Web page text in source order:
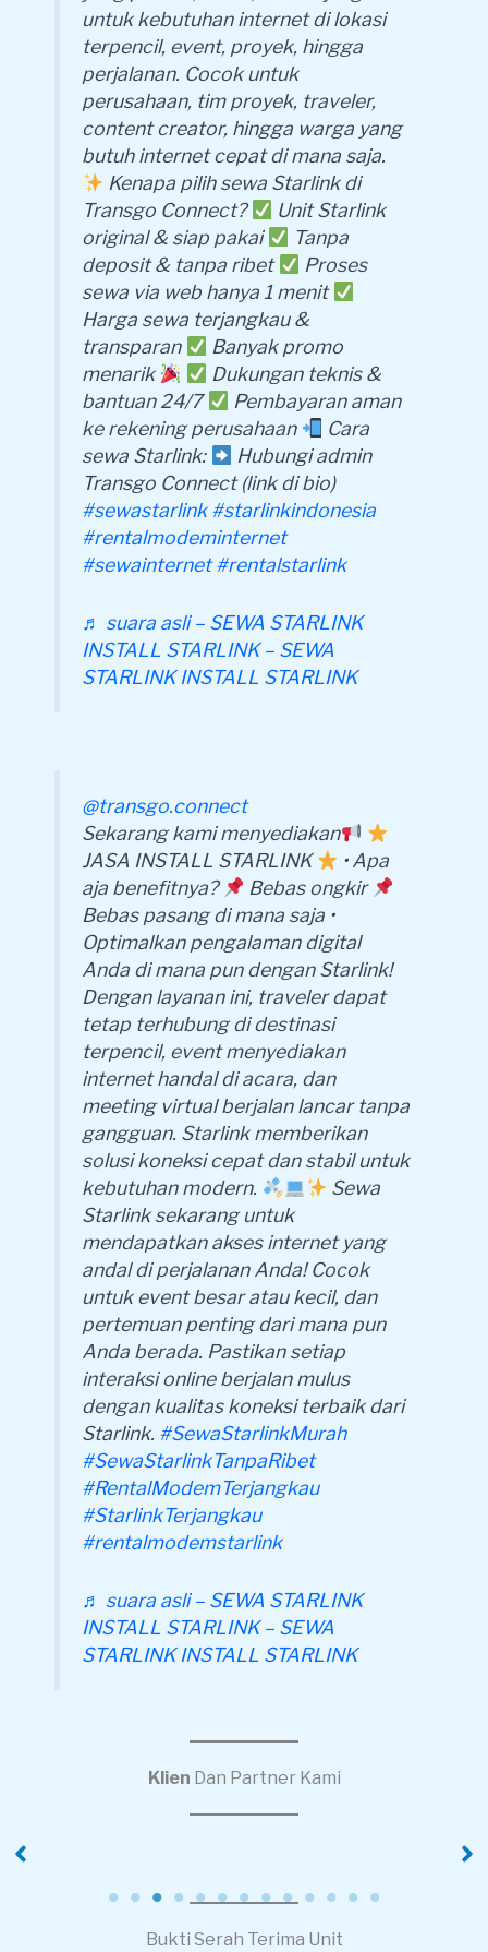
untuk kebutuhan internet di lokasi
terpencil, event, proyek, hingga
perjalanan. Cocok untuk
perusahaan, tim proyek, traveler,
content creator, hingga warga yang
butuh internet cepat di mana saja.
Kenapa pilih sewa Starlink di
Transgo Connect?
Unit Starlink
original & siap pakai
Tanpa
deposit & tanpa ribet
Proses
sewa via web hanya 1 menit
Harga sewa terjangkau &
transparan
Banyak promo
menarik
Dukungan teknis &
bantuan 24/7
Pembayaran aman
ke rekening perusahaan
Cara
sewa Starlink:
Hubungi admin
Transgo Connect (link di bio)
#sewastarlink #starlinkindonesia
#rentalmodeminternet
#sewainternet #rentalstarlink
♬ suara asli – SEWA STARLINK
INSTALL STARLINK – SEWA
STARLINK INSTALL STARLINK
@transgo.connect
Sekarang kami menyediakan
JASA INSTALL STARLINK
• Apa
aja benefitnya?
Bebas ongkir
Bebas pasang di mana saja •
Optimalkan pengalaman digital
Anda di mana pun dengan Starlink!
Dengan layanan ini, traveler dapat
tetap terhubung di destinasi
terpencil, event menyediakan
internet handal di acara, dan
meeting virtual berjalan lancar tanpa
gangguan. Starlink memberikan
solusi koneksi cepat dan stabil untuk
kebutuhan modern.
Sewa
Starlink sekarang untuk
mendapatkan akses internet yang
andal di perjalanan Anda! Cocok
untuk event besar atau kecil, dan
pertemuan penting dari mana pun
Anda berada. Pastikan setiap
interaksi online berjalan mulus
dengan kualitas koneksi terbaik dari
Starlink. #SewaStarlinkMurah
#SewaStarlinkTanpaRibet
#RentalModemTerjangkau
#StarlinkTerjangkau
#rentalmodemstarlink
♬ suara asli – SEWA STARLINK
INSTALL STARLINK – SEWA
STARLINK INSTALL STARLINK
Klien Dan Partner Kami
Bukti Serah Terima Unit